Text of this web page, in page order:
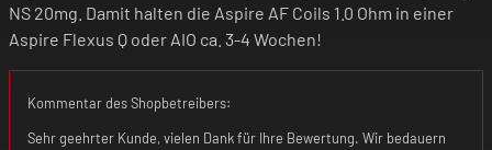
NS 20mg. Damit halten die Aspire AF Coils 1.0 Ohm in einer
Aspire Flexus Q oder AIO ca. 3-4 Wochen!
Kommentar des Shopbetreibers:
Sehr geehrter Kunde, vielen Dank für Ihre Bewertung. Wir bedauern